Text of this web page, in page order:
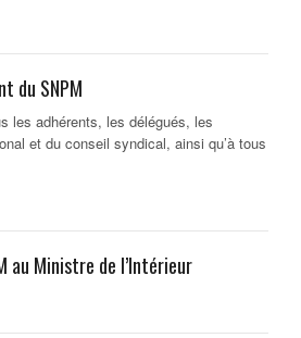
du SNPM
les adhérents, les délégués, les
et du conseil syndical, ainsi qu’à tous
au Ministre de l’Intérieur